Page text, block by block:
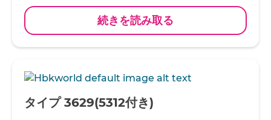
続きを読み取る
-
タイプ 3629(5312付き)